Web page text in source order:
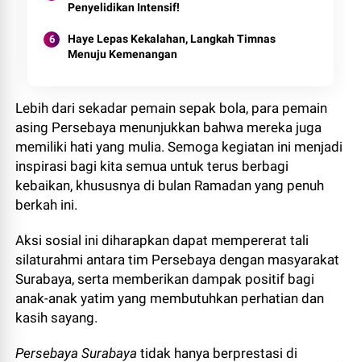
Penyelidikan Intensif!
Haye Lepas Kekalahan, Langkah Timnas
Menuju Kemenangan
Lebih dari sekadar pemain sepak bola, para pemain
asing Persebaya menunjukkan bahwa mereka juga
memiliki hati yang mulia. Semoga kegiatan ini menjadi
inspirasi bagi kita semua untuk terus berbagi
kebaikan, khususnya di bulan Ramadan yang penuh
berkah ini.
Aksi sosial ini diharapkan dapat mempererat tali
silaturahmi antara tim Persebaya dengan masyarakat
Surabaya, serta memberikan dampak positif bagi
anak-anak yatim yang membutuhkan perhatian dan
kasih sayang.
Persebaya Surabaya tidak hanya berprestasi di